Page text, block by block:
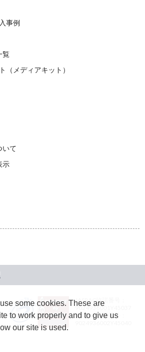
事例
覧
メディアキット）
いて
示
JASRAC許諾番号：
9024936001Y45037
JASRAC許諾番号：
some cookies. These are
to work properly and to give us
our site is used.